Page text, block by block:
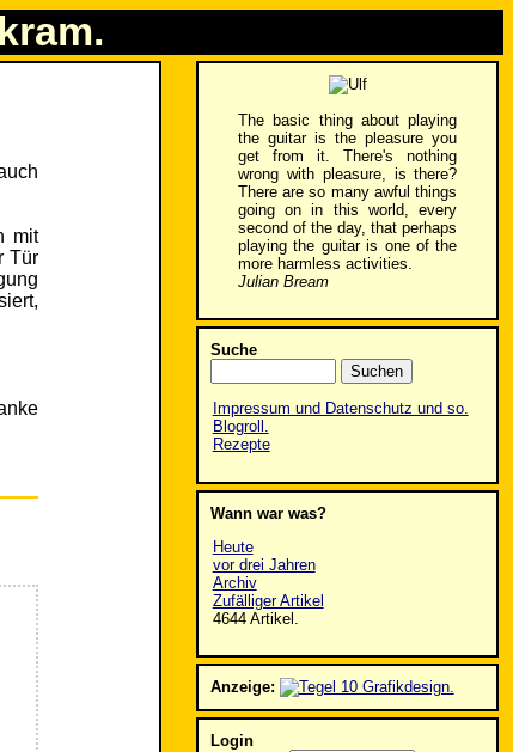
mit
Tür
The basic thing about playing
the guitar is the pleasure you
get from it. There's nothing
wrong with pleasure, is there?
There are so many awful things
going on in this world, every
second of the day, that perhaps
playing the guitar is one of the
more harmless activities.
Julian Bream
Suche
Impressum und Datenschutz und so.
Blogroll.
Rezepte
Wann war was?
Heute
vor drei Jahren
Archiv
Zufälliger Artikel
4644 Artikel.
Anzeige:
Login